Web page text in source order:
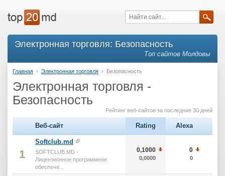
Электронная торговля: Безопасность
Топ сайтов Молдовы
Главная › Электронная торговля › Безопасность
Электронная торговля -
Безопасность
Рейтинг веб-сайтов за последние 30 дней
Веб-сайт Rating Alexa
1
Softclub.md
SOFTCLUB.MD -
Лицензионное программное
обеспече...
0,1000
0,0000
0
0